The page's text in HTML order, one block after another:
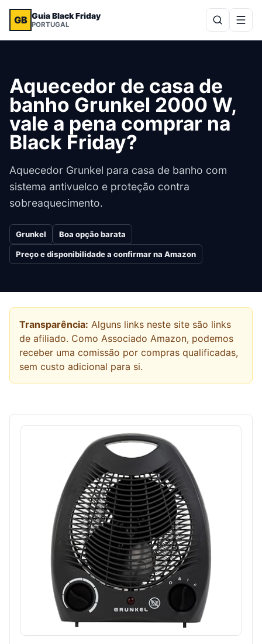
GB Guia Black Friday
PORTUGAL
Aquecedor de casa de
banho Grunkel 2000 W,
vale a pena comprar na
Black Friday?
Aquecedor Grunkel para casa de banho com
sistema antivuelco e proteção contra
sobreaquecimento.
Grunkel Boa opção barata
Preço e disponibilidade a confirmar na Amazon
Transparência: Alguns links neste site são links
de afiliado. Como Associado Amazon, podemos
receber uma comissão por compras qualificadas,
sem custo adicional para si.